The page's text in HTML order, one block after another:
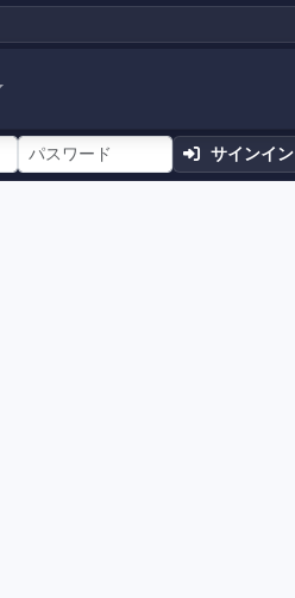
サインイン